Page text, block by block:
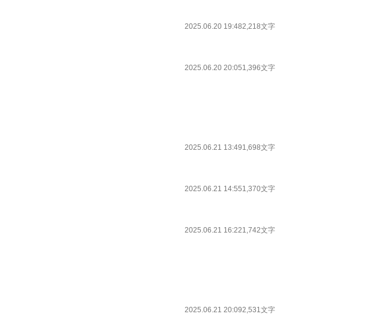
2025.06.20 19:482,218文字
2025.06.20 20:051,396文字
2025.06.21 13:491,698文字
2025.06.21 14:551,370文字
2025.06.21 16:221,742文字
2025.06.21 20:092,531文字